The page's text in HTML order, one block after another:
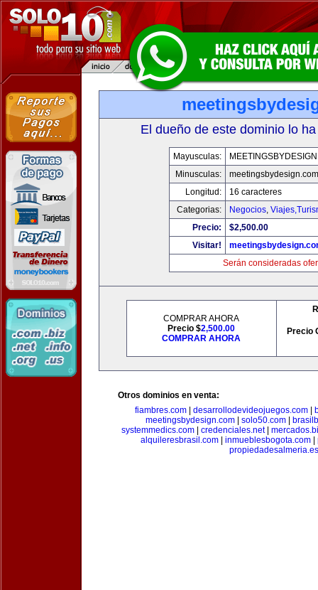
El dueño de este dominio lo
Mayusculas:
Minusculas:
meetingsbydesign.com
Longitud:
16 caracteres
Categorias:
Negocios,
Precio:
$2,500.00
Visitar!
Serán consideradas
COMPRAR AHORA
Precio $2,500.00
COMPRAR AHORA
Precio
Otros dominios en venta:
fiambres.com| desarrollodevideojuegos.com|
meetingsbydesign.com
solo50.com
systemmedics.com| credenciales.net|
alquileresbrasil.com| inmueblesbogota.com|
propiedadesalmeria.es